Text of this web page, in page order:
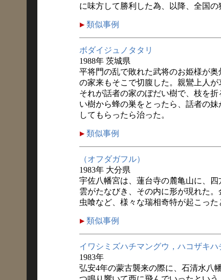
に味方して勝利した為、以降、全国の
類似事例
ボダイジュノタタリ
1988年 茨城県
平将門の乱で敗れた武将のお姫様が
の家来もそこで切腹した。親鸞上人が
それが話者の家のぼだい樹で、枝を
い樹から蜂の巣をとったら、話者の
してもらったら治った。
類似事例
（オフダガフル）
1983年 大分県
宇佐八幡宮は、蓮台寺の麓亀山に、
雲がたなびき、その内に形が現れた
虫喰など、様々な瑞相奇特が起こった
類似事例
イワシミズハチマングウ，ハコザキ
1983年
弘安4年の蒙古襲来の際に、石清水八